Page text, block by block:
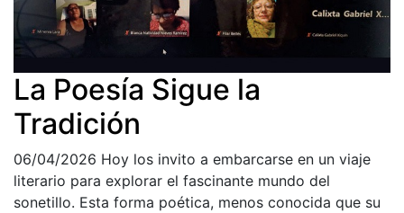
La Poesía Sigue la
Tradición
06/04/2026 Hoy los invito a embarcarse en un viaje
literario para explorar el fascinante mundo del
sonetillo. Esta forma poética, menos conocida que su